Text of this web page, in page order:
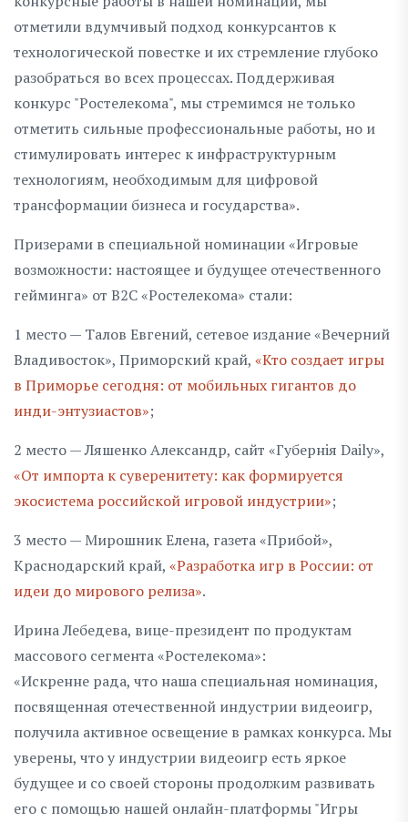
отметили вдумчивый подход конкурсантов к
технологической повестке и их стремление глубоко
разобраться во всех процессах. Поддерживая
конкурс "Ростелекома", мы стремимся не только
отметить сильные профессиональные работы, но и
стимулировать интерес к инфраструктурным
технологиям, необходимым для цифровой
трансформации бизнеса и государства».
Призерами в специальной номинации «Игровые
возможности: настоящее и будущее отечественного
гейминга» от В2С «Ростелекома» стали:
1 место — Талов Евгений, сетевое издание «Вечерний
Владивосток», Приморский край, «Кто создает игры
в Приморье сегодня: от мобильных гигантов до
инди-энтузиастов»;
2 место — Ляшенко Александр, сайт «Губернiя Daily»,
«От импорта к суверенитету: как формируется
экосистема российской игровой индустрии»;
3 место — Мирошник Елена, газета «Прибой»,
Краснодарский край, «Разработка игр в России: от
идеи до мирового релиза».
Ирина Лебедева, вице-президент по продуктам
массового сегмента «Ростелекома»:
«Искренне рада, что наша специальная номинация,
посвященная отечественной индустрии видеоигр,
получила активное освещение в рамках конкурса. Мы
уверены, что у индустрии видеоигр есть яркое
будущее и со своей стороны продолжим развивать
его с помощью нашей онлайн-платформы "Игры